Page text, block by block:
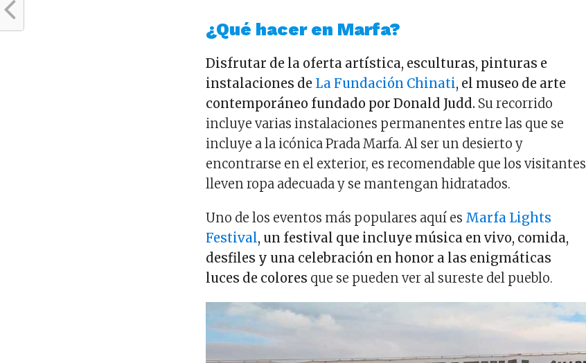
¿Qué hacer en Marfa?
Disfrutar de la oferta artística, esculturas, pinturas e
instalaciones de La Fundación Chinati, el museo de arte
contemporáneo fundado por Donald Judd. Su recorrido
incluye varias instalaciones permanentes entre las que se
incluye a la icónica Prada Marfa. Al ser un desierto y
encontrarse en el exterior, es recomendable que los visitantes
lleven ropa adecuada y se mantengan hidratados.
Uno de los eventos más populares aquí es Marfa Lights
Festival, un festival que incluye música en vivo, comida,
desfiles y una celebración en honor a las enigmáticas
luces de colores que se pueden ver al sureste del pueblo.